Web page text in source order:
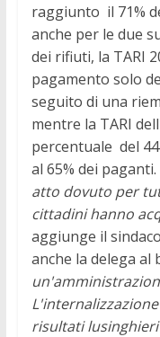
raggiunto il 71%
anche per le due
dei rifiuti, la TARI
pagamento solo
seguito di una
mentre la TARI
percentuale del
al 65% dei paganti.
atto dovuto per
cittadini hanno
aggiunge il sindaco
anche la delega al
risultati